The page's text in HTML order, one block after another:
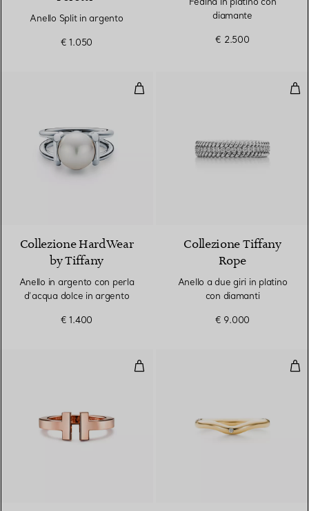
Anello Split in argento
€ 1.050
diamante
€ 2.500
Anello in argento con perla
Collezione HardWear
by Tiffany
Anello in argento con perla
d’acqua dolce in argento
€ 1.400
Collezione Tiffany
Rope
Anello a due giri in platino
con diamanti
€ 9.000
Anello Square in oro rosa